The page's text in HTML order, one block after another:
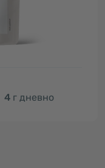
4 г дневно